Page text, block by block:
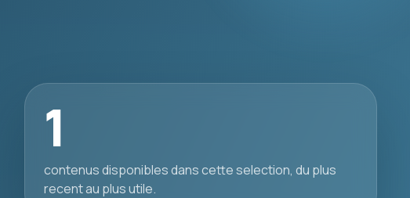
1
contenus disponibles dans cette selection, du plus
recent au plus utile.